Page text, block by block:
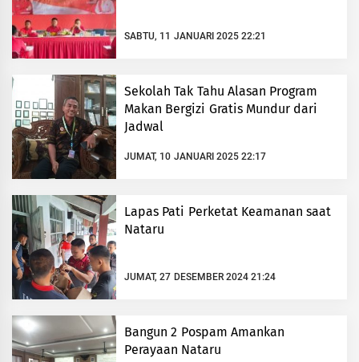
SABTU, 11 JANUARI 2025 22:21
Sekolah Tak Tahu Alasan Program
Makan Bergizi Gratis Mundur dari
Jadwal
JUMAT, 10 JANUARI 2025 22:17
Lapas Pati Perketat Keamanan saat
Nataru
JUMAT, 27 DESEMBER 2024 21:24
Bangun 2 Pospam Amankan
Perayaan Nataru